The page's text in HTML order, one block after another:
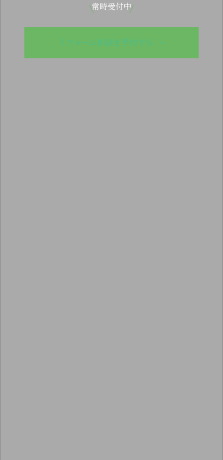
常時受付中
リフォーム相談を予約する